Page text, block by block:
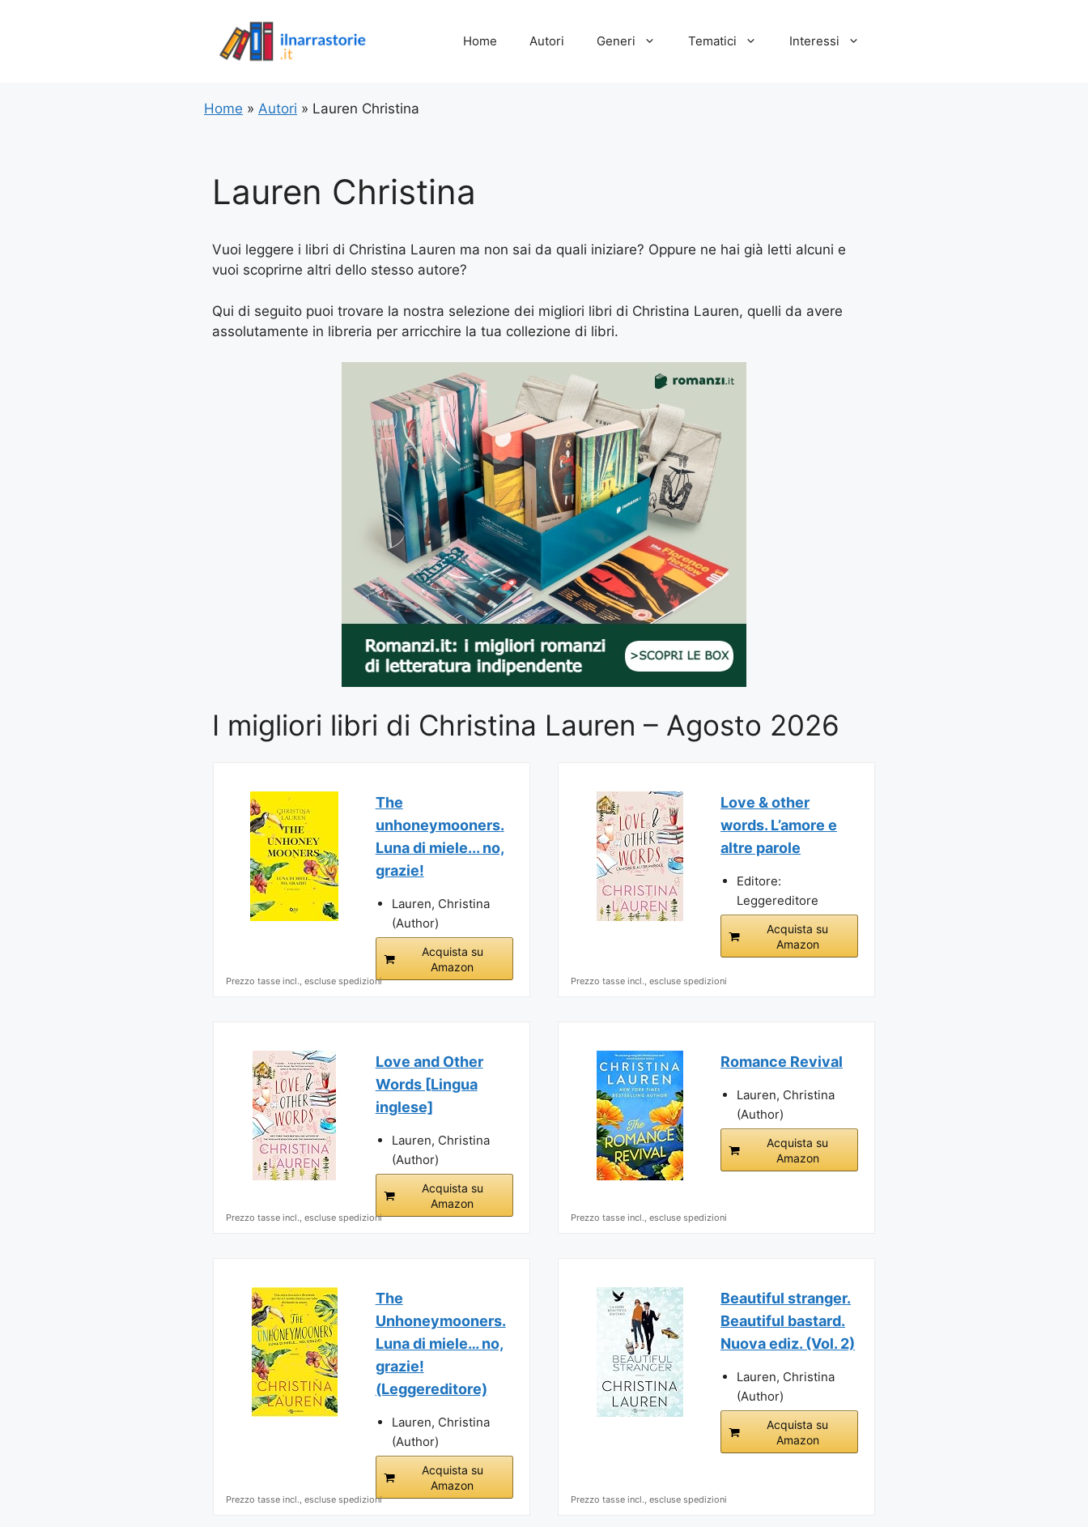
Home Autori Generi Tematici Interessi
Home » Autori » Lauren Christina
Lauren Christina
Vuoi leggere i libri di Christina Lauren ma non sai da quali iniziare? Oppure ne hai già letti alcuni e
vuoi scoprirne altri dello stesso autore?
Qui di seguito puoi trovare la nostra selezione dei migliori libri di Christina Lauren, quelli da avere
assolutamente in libreria per arricchire la tua collezione di libri.
I migliori libri di Christina Lauren – Agosto 2026
The
unhoneymooners.
Luna di miele... no,
grazie!
Lauren, Christina
(Author)
Acquista su
Amazon
Prezzo tasse incl., escluse spedizioni
Love & other
words. L’amore e
altre parole
Editore:
Leggereditore
Acquista su
Amazon
Prezzo tasse incl., escluse spedizioni
Love and Other
Words [Lingua
inglese]
Lauren, Christina
(Author)
Acquista su
Amazon
Prezzo tasse incl., escluse spedizioni
Romance Revival
Lauren, Christina
(Author)
Acquista su
Amazon
Prezzo tasse incl., escluse spedizioni
The
Unhoneymooners.
Luna di miele… no,
grazie!
(Leggereditore)
Lauren, Christina
(Author)
Acquista su
Amazon
Prezzo tasse incl., escluse spedizioni
Beautiful stranger.
Beautiful bastard.
Nuova ediz. (Vol. 2)
Lauren, Christina
(Author)
Acquista su
Amazon
Prezzo tasse incl., escluse spedizioni